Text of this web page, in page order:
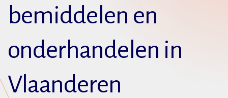
bemiddelen en
onderhandelen in
Vlaanderen